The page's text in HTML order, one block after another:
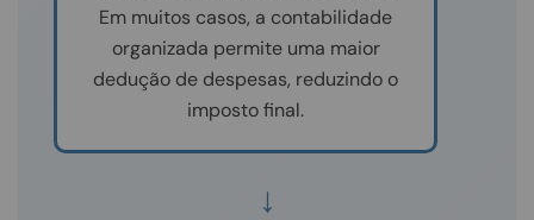
Em muitos casos, a contabilidade
organizada permite uma maior
dedução de despesas, reduzindo o
imposto final.
↓